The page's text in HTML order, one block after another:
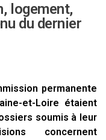
logement,
du dernier
permanente
et-Loire étaient
soumis à leur
concernent